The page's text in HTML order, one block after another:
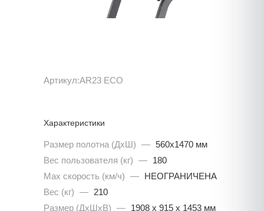
Артикул:AR23 ECO
Характеристики
Размер полотна (ДхШ) — 560x1470 мм
Вес пользователя (кг) — 180
Max скорость (км/ч) — НЕОГРАНИЧЕНА
Вес (кг) — 210
Размер (ДхШхВ) — 1908 x 915 x 1453 мм